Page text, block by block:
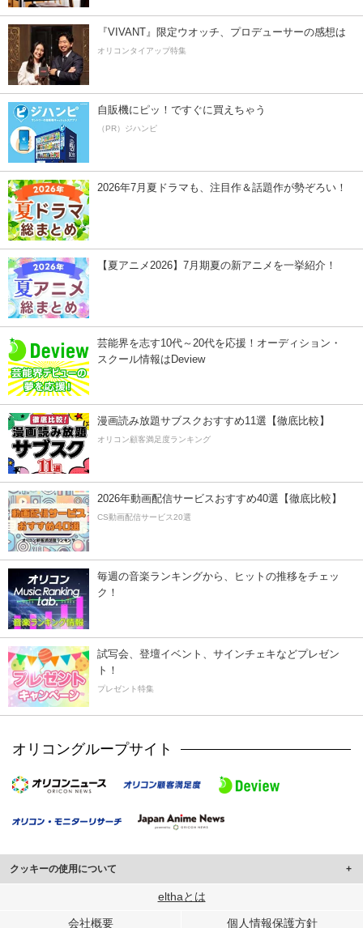
『VIVANT』限定ウオッチ、プロデューサーの感想は
オリコンタイアップ特集
自販機にピッ！ですぐに買えちゃう
（PR）ジハンピ
2026年7月夏ドラマも、注目作＆話題作が勢ぞろい！
【夏アニメ2026】7月期夏の新アニメを一挙紹介！
芸能界を志す10代～20代を応援！オーディション・
スクール情報はDeview
漫画読み放題サブスクおすすめ11選【徹底比較】
オリコン顧客満足度ランキング
2026年動画配信サービスおすすめ40選【徹底比較】
CS動画配信サービス20選
毎週の音楽ランキングから、ヒットの推移をチェッ
ク！
試写会、登壇イベント、サインチェキなどプレゼン
ト！
プレゼント特集
オリコングループサイト
クッキーの使用について
このサイトでは Cookie を使用して、ユーザーに合わせたコンテンツや広告の
行っています。
elthaとは
会社概要 個人情報保護方針